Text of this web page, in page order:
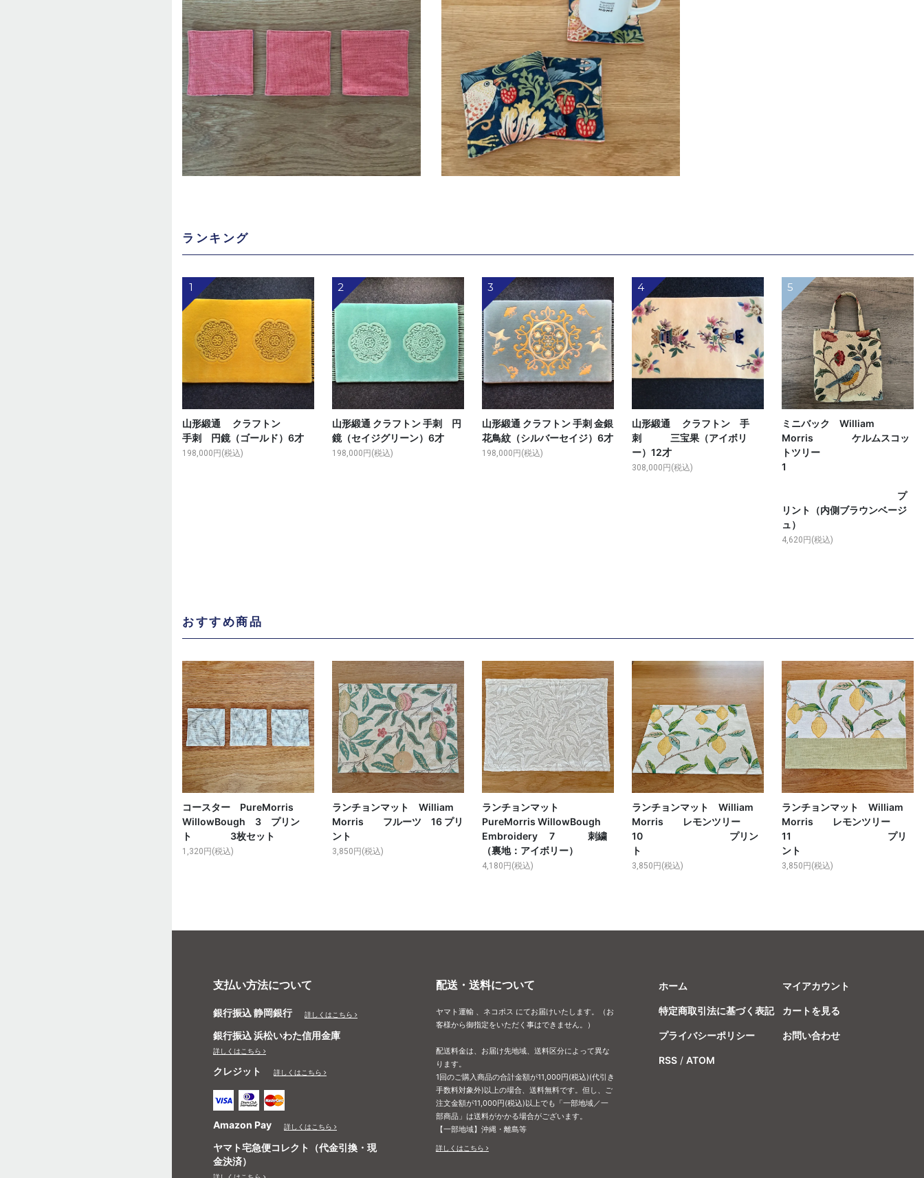
ランキング
1
山形緞通 クラフトン
手刺 円鏡（ゴールド）6才
198,000円(税込)
2
山形緞通 クラフトン 手刺 円
鏡（セイジグリーン）6才
198,000円(税込)
3
山形緞通 クラフトン 手刺 金銀
花鳥紋（シルバーセイジ）6才
198,000円(税込)
4
山形緞通 クラフトン 手
刺 三宝果（アイボリ
ー）12才
308,000円(税込)
5
ミニバック William
Morris ケルムスコッ
トツリー
1
プ
リント（内側ブラウンベージ
ュ）
4,620円(税込)
おすすめ商品
コースター PureMorris
WillowBough 3 プリン
ト 3枚セット
1,320円(税込)
ランチョンマット William
Morris フルーツ 16 プリ
ント
3,850円(税込)
ランチョンマット
PureMorris WillowBough
Embroidery 7 刺繍
（裏地：アイボリー）
4,180円(税込)
ランチョンマット William
Morris レモンツリー
10 プリン
ト
3,850円(税込)
ランチョンマット William
Morris レモンツリー
11 プリ
ント
3,850円(税込)
支払い方法について
銀行振込 静岡銀行 詳しくはこちら
銀行振込 浜松いわた信用金庫
詳しくはこちら
クレジット 詳しくはこちら
Amazon Pay 詳しくはこちら
ヤマト宅急便コレクト（代金引換・現
金決済）
配送・送料について
ヤマト運輸 、ネコポス にてお届けいたします。（お
客様から御指定をいただく事はできません。）
配送料金は、お届け先地域、送料区分によって異な
ります。
1回のご購入商品の合計金額が11,000円(税込)(代引き
手数料対象外)以上の場合、送料無料です。但し、ご
注文金額が11,000円(税込)以上でも「一部地域／一
部商品」は送料がかかる場合がございます。
【一部地域】沖縄・離島等
詳しくはこちら
ホーム
特定商取引法に基づく表記
プライバシーポリシー
RSS/ ATOM
マイアカウント
カートを見る
お問い合わせ